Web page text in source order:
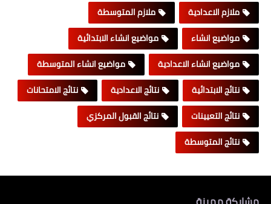
ملازم الاعدادية
ملازم المتوسطة
مواضيع انشاء
مواضيع انشاء الابتدائية
مواضيع انشاء الاعدادية
مواضيع انشاء المتوسطة
نتائج الابتدائية
نتائج الاعدادية
نتائج الامتحانات
نتائج التعيينات
نتائج القبول المركزي
نتائج المتوسطة